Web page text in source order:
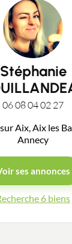
conseiller
Stéphanie
06 08 04 02 27
Aix, Aix les
Annecy
ses annonces
6 biens